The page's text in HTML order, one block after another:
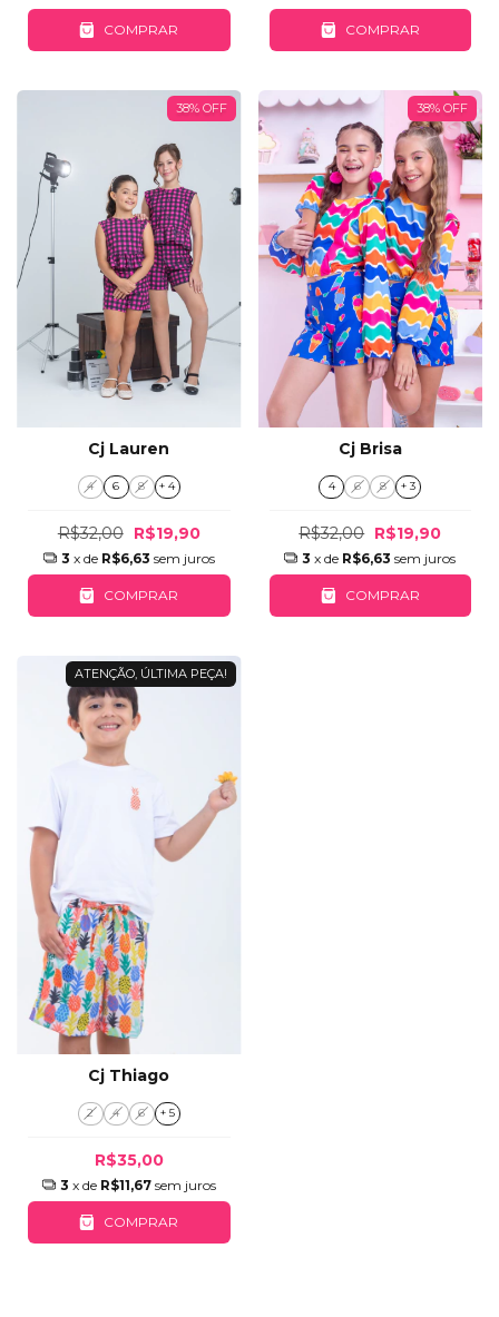
COMPRAR COMPRAR
38% OFF
Cj Lauren
4 6 8 + 4
R$32,00 R$19,90
3 x de R$6,63 sem juros
COMPRAR
38% OFF
Cj Brisa
4 6 8 + 3
R$32,00 R$19,90
3 x de R$6,63 sem juros
COMPRAR
ATENÇÃO, ÚLTIMA PEÇA!
Cj Thiago
2 4 6 + 5
R$35,00
3 x de R$11,67 sem juros
COMPRAR